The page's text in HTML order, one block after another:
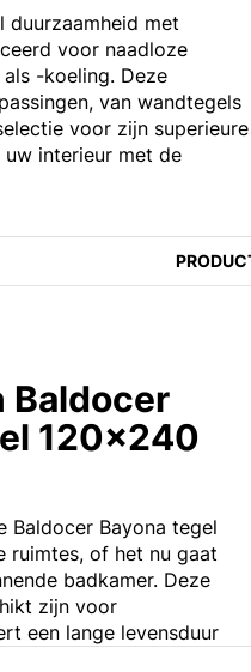
duurzaamheid met
voor naadloze
-koeling. Deze
van wandtegels
voor zijn superieure
interieur met de
Baldocer
120x240
Baldocer Bayona tegel
ruimtes, of het nu gaat
badkamer. Deze
zijn voor
een lange levensduur